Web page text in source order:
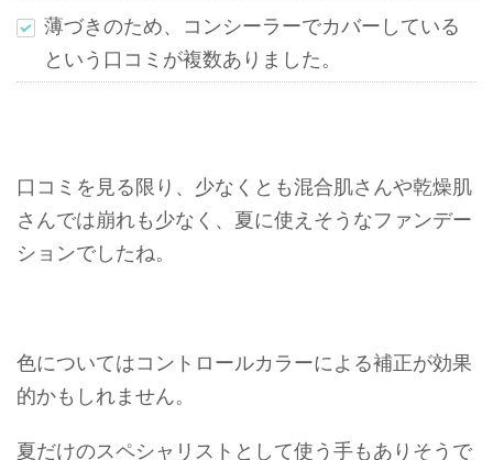
薄づきのため、コンシーラーでカバーしている
という口コミが複数ありました。
口コミを見る限り、少なくとも混合肌さんや乾燥肌
さんでは崩れも少なく、夏に使えそうなファンデー
ションでしたね。
色についてはコントロールカラーによる補正が効果
的かもしれません。
夏だけのスペシャリストとして使う手もありそうで